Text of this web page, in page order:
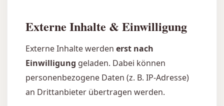
Externe Inhalte & Einwilligung
Externe Inhalte werdenerst nach
Einwilligung geladen. Dabei können
personenbezogene Daten (z. B. IP-Adresse)
an Drittanbieter übertragen werden.